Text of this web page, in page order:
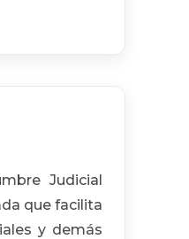
Judicial
que facilita
y demás